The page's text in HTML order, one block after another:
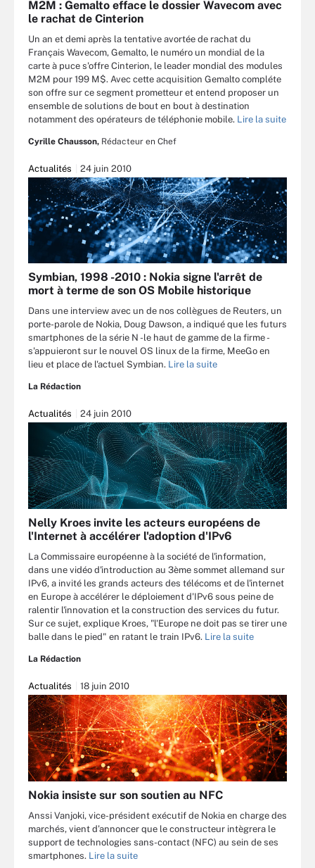
M2M : Gemalto efface le dossier Wavecom avec
le rachat de Cinterion
Un an et demi après la tentative avortée de rachat du
Français Wavecom, Gemalto, le numéro un mondial de la
carte à puce s'offre Cinterion, le leader mondial des modules
M2M pour 199 M$. Avec cette acquisition Gemalto compléte
son offre sur ce segment prometteur et entend proposer un
ensemble de solutions de bout en bout à destination
notamment des opérateurs de téléphonie mobile. Lire la suite
Cyrille Chausson, Rédacteur en Chef
Actualités 24 juin 2010
Symbian, 1998 -2010 : Nokia signe l'arrêt de
mort à terme de son OS Mobile historique
Dans une interview avec un de nos collègues de Reuters, un
porte-parole de Nokia, Doug Dawson, a indiqué que les futurs
smartphones de la série N -le haut de gamme de la firme -
s'appuieront sur le nouvel OS linux de la firme, MeeGo en
lieu et place de l'actuel Symbian. Lire la suite
La Rédaction
Actualités 24 juin 2010
Nelly Kroes invite les acteurs européens de
l'Internet à accélérer l'adoption d'IPv6
La Commissaire européenne à la société de l'information,
dans une vidéo d'introduction au 3ème sommet allemand sur
IPv6, a invité les grands acteurs des télécoms et de l'internet
en Europe à accélérer le déploiement d'IPv6 sous peine de
ralentir l'innovation et la construction des services du futur.
Sur ce sujet, explique Kroes, "l'Europe ne doit pas se tirer une
balle dans le pied" en ratant le train IPv6. Lire la suite
La Rédaction
Actualités 18 juin 2010
Nokia insiste sur son soutien au NFC
Anssi Vanjoki, vice-président exécutif de Nokia en charge des
marchés, vient d’annoncer que le constructeur intègrera le
support de technologies sans-contact (NFC) au sein de ses
smartphones. Lire la suite